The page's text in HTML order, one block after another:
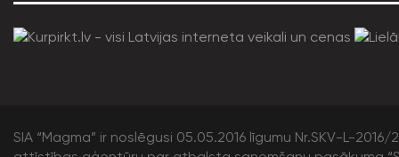
SIA “Magma” ir noslēgusi 05.05.2016 līgumu Nr.SKV-L-